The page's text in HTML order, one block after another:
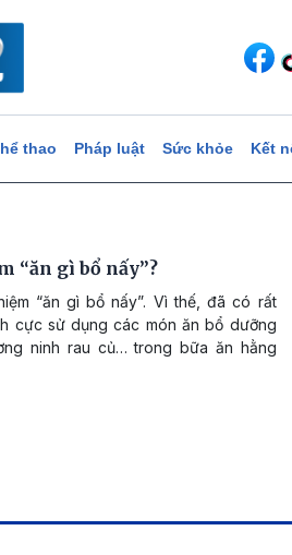
thao Pháp luật Sức khỏe Kết
“ăn gì bổ nấy”?
“ăn gì bổ nấy”. Vì thế, đã có rất
cực sử dụng các món ăn bổ dưỡng
ninh rau củ… trong bữa ăn hằng